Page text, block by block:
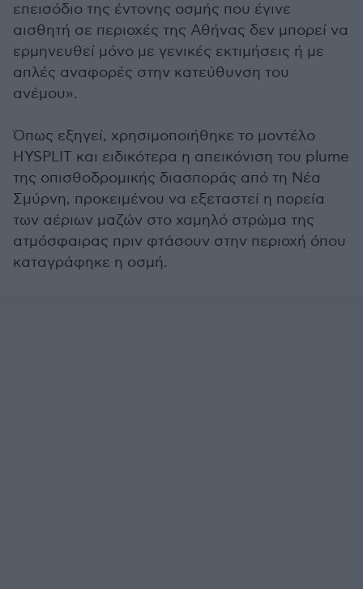
επεισόδιο της έντονης οσμής που έγινε
αισθητή σε περιοχές της Αθήνας δεν μπορεί να
ερμηνευθεί μόνο με γενικές εκτιμήσεις ή με
απλές αναφορές στην κατεύθυνση του
ανέμου».
Όπως εξηγεί, χρησιμοποιήθηκε το μοντέλο
HYSPLIT και ειδικότερα η απεικόνιση του plume
της οπισθοδρομικής διασποράς από τη Νέα
Σμύρνη, προκειμένου να εξεταστεί η πορεία
των αέριων μαζών στο χαμηλό στρώμα της
ατμόσφαιρας πριν φτάσουν στην περιοχή όπου
καταγράφηκε η οσμή.